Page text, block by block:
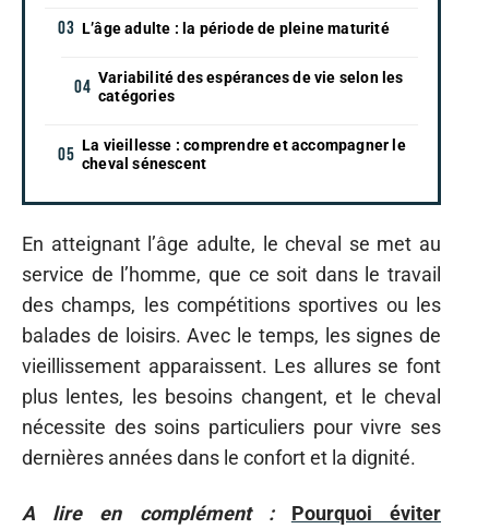
L’âge adulte : la période de pleine maturité
Variabilité des espérances de vie selon les
catégories
La vieillesse : comprendre et accompagner le
cheval sénescent
En atteignant l’âge adulte, le cheval se met au
service de l’homme, que ce soit dans le travail
des champs, les compétitions sportives ou les
balades de loisirs. Avec le temps, les signes de
vieillissement apparaissent. Les allures se font
plus lentes, les besoins changent, et le cheval
nécessite des soins particuliers pour vivre ses
dernières années dans le confort et la dignité.
A lire en complément :
Pourquoi éviter